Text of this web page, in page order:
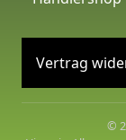
Vertrag
©